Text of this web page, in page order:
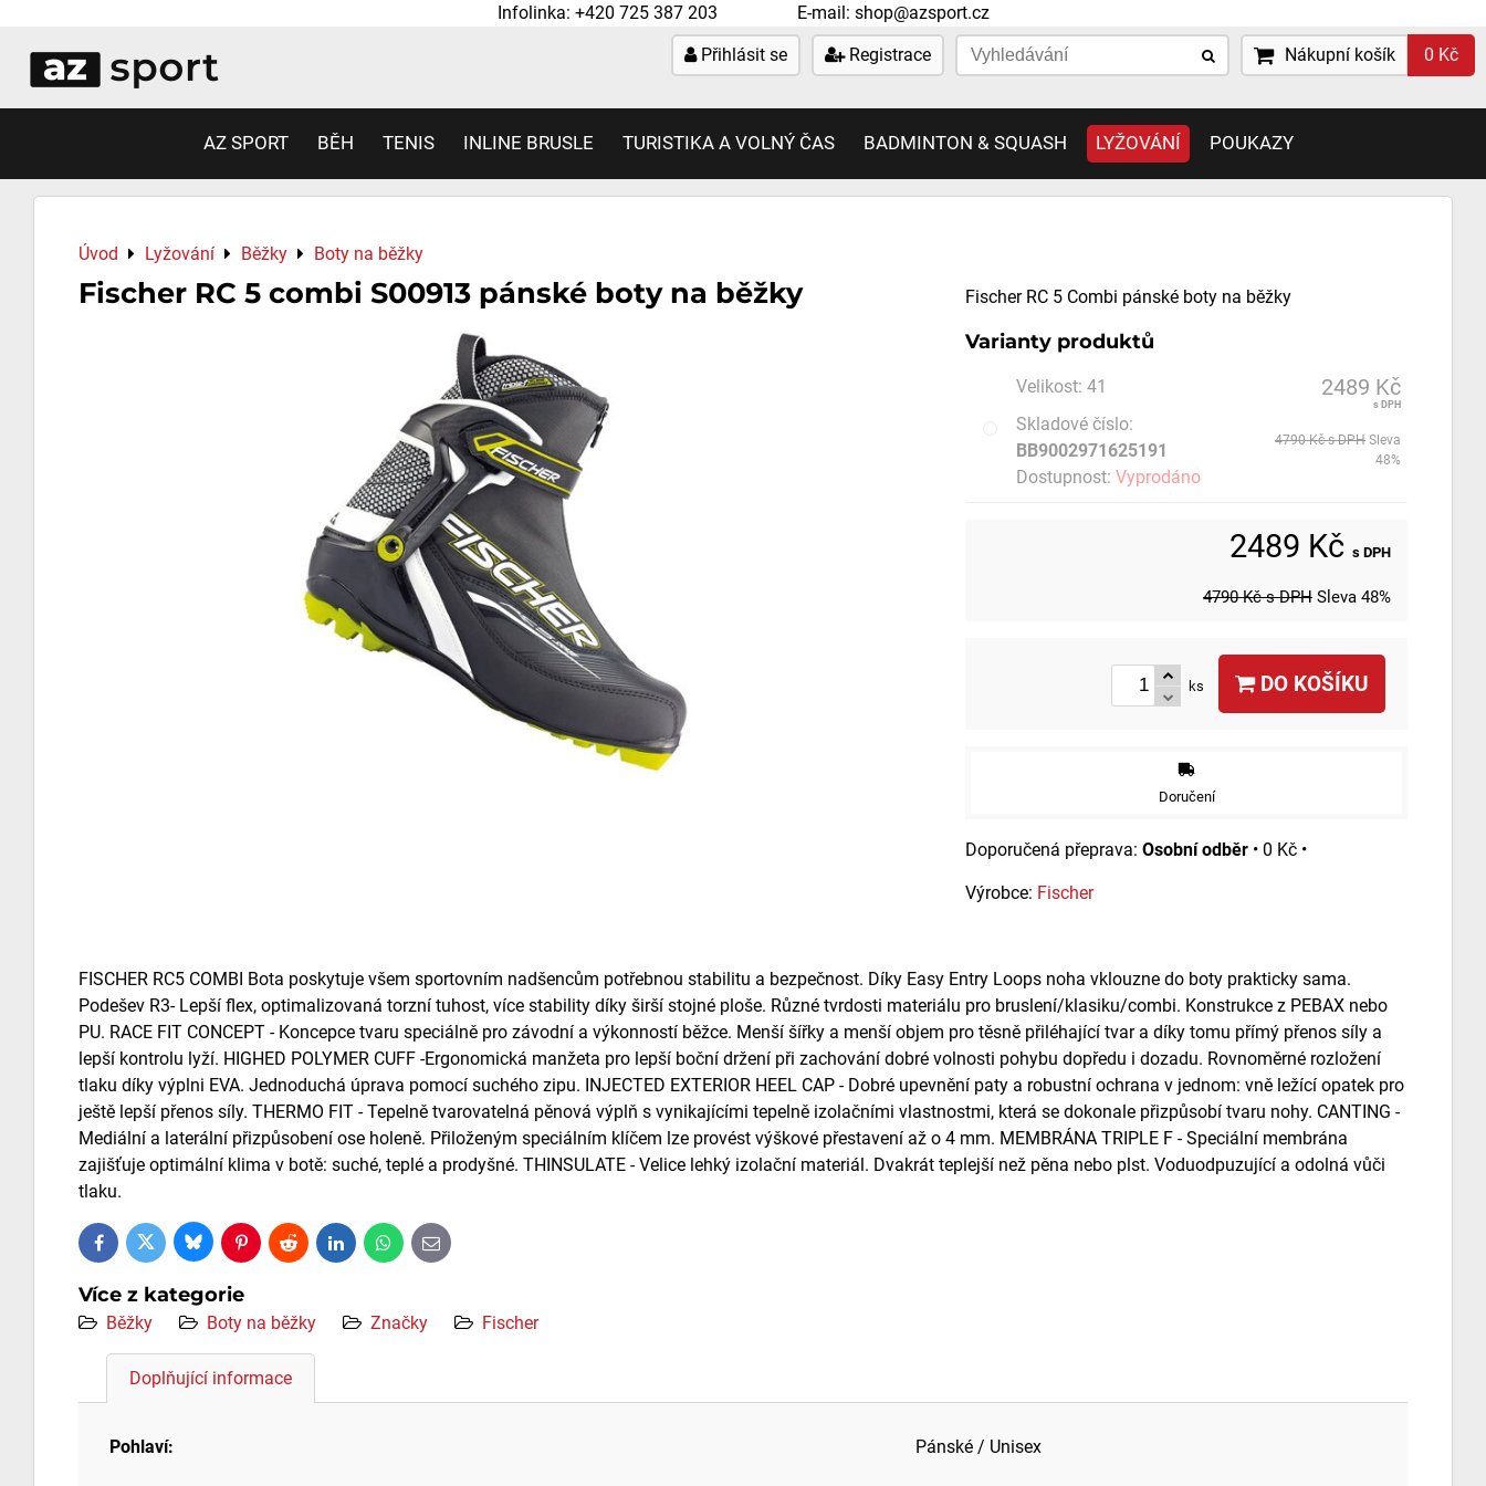
Infolinka: +420 725 387 203 E-mail: shop@azsport.cz
Přihlásit se
Registrace Nákupní košík 0 Kč
AZ SPORT BĚH TENIS INLINE BRUSLE TURISTIKA A VOLNÝ ČAS BADMINTON & SQUASH LYŽOVÁNÍ POUKAZY
Úvod Lyžování Běžky Boty na běžky
Fischer RC 5 combi S00913 pánské boty na běžky Fischer RC 5 Combi pánské boty na běžky
Varianty produktů
Velikost: 41
Skladové číslo:
BB9002971625191
Dostupnost: Vyprodáno
2489 Kč
s DPH
4790 Kč s DPH Sleva
48%
2489 Kč s DPH
4790 Kč s DPH Sleva 48%
ks DO KOŠÍKU
Doručení
Osobní odběr • 0 Kč •
Výrobce: Fischer
FISCHER RC5 COMBI Bota poskytuje všem sportovním nadšencům potřebnou stabilitu a bezpečnost. Díky Easy Entry Loops noha vklouzne do boty prakticky sama.
Podešev R3- Lepší flex, optimalizovaná torzní tuhost, více stability díky širší stojné ploše. Různé tvrdosti materiálu pro bruslení/klasiku/combi. Konstrukce z PEBAX nebo
PU. RACE FIT CONCEPT - Koncepce tvaru speciálně pro závodní a výkonností běžce. Menší šířky a menší objem pro těsně přiléhající tvar a díky tomu přímý přenos síly a
lepší kontrolu lyží. HIGHED POLYMER CUFF -Ergonomická manžeta pro lepší boční držení při zachování dobré volnosti pohybu dopředu i dozadu. Rovnoměrné rozložení
tlaku díky výplni EVA. Jednoduchá úprava pomocí suchého zipu. INJECTED EXTERIOR HEEL CAP - Dobré upevnění paty a robustní ochrana v jednom: vně ležící opatek pro
ještě lepší přenos síly. THERMO FIT - Tepelně tvarovatelná pěnová výplň s vynikajícími tepelně izolačními vlastnostmi, která se dokonale přizpůsobí tvaru nohy. CANTING -
Mediální a laterální přizpůsobení ose holeně. Přiloženým speciálním klíčem lze provést výškové přestavení až o 4 mm. MEMBRÁNA TRIPLE F - Speciální membrána
zajišťuje optimální klima v botě: suché, teplé a prodyšné. THINSULATE - Velice lehký izolační materiál. Dvakrát teplejší než pěna nebo plst. Voduodpuzující a odolná vůči
tlaku.
FacebookTwitter BlueskyPinterestReddit LinkedInWhatsApp
E-
mail
Více z kategorie
Běžky Boty na běžky Značky Fischer
Doplňující informace
Pohlaví: Pánské / Unisex